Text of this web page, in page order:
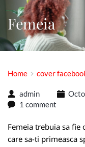
Femeia
Home cover
admin
1 comment
Femeia trebuia sa fie
care sa-ti primeasca